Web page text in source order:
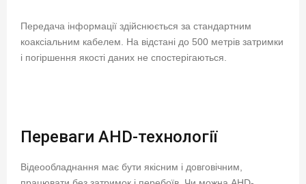
Передача інформації здійснюється за стандартним
коаксіальним кабелем. На відстані до 500 метрів затримки
і погіршення якості даних не спостерігаються.
Переваги AHD-технології
Відеообладнання має бути якісним і довговічним,